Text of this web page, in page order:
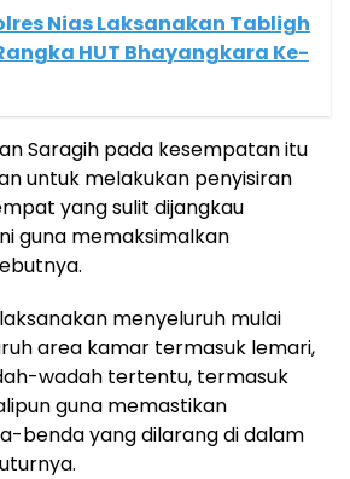
Nias Laksanakan Tabligh
HUT Bhayangkara Ke-
Saragih pada kesempatan itu
untuk melakukan penyisiran
yang sulit dijangkau
guna memaksimalkan
menyeluruh mulai
area kamar termasuk lemari,
wadah tertentu, termasuk
guna memastikan
benda yang dilarang di dalam